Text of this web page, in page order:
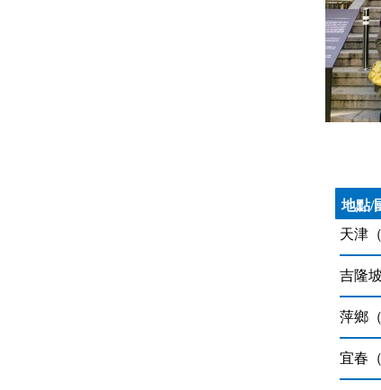
地點/
天津
吉隆
萍鄉
宜春